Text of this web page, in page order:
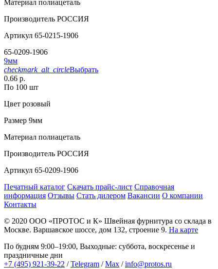
Материал полиацеталь
Производитель РОССИЯ
Артикул 65-0215-1906
65-0209-1906
9мм
checkmark_alt_circleВыбрать
0.66 р.
По 100 шт
Цвет розовый
Размер 9мм
Материал полиацеталь
Производитель РОССИЯ
Артикул 65-0209-1906
Печатный каталог Скачать прайс-лист Справочная
информация Отзывы Стать дилером Вакансии О компании
Контакты
© 2020 ООО «ПРОТОС и К» Швейная фурнитура со склада в
Москве. Варшавское шоссе, дом 132, строение 9. На карте
По будням 9:00–19:00, Выходные: суббота, воскресенье и
праздничные дни
+7 (495) 921-39-22 /Telegram /Max /info@protos.ru